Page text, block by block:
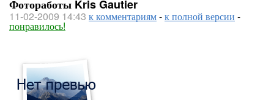
Фотоработы Kris Gautier
11-02-2009 14:43 к комментариям-к полной версии -
понравилось!